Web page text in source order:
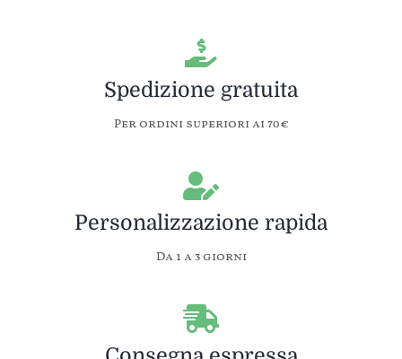
Spedizione gratuita
Per ordini superiori ai 70€
Personalizzazione rapida
Da 1 a 3 giorni